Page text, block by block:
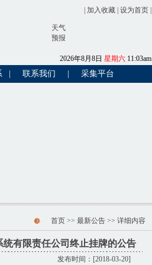
加入收藏 设为首页
天气
预报
2026年8月 8日 星期六 11:03am
联系我们 采集平台
首页>> 最新公告>> 详细内容
有限责任公司终止挂牌的公告
发布时间：[2018-03-20]